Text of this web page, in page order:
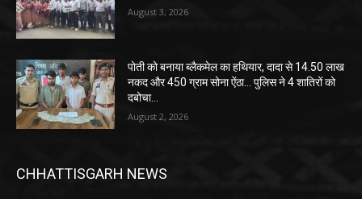
August 3, 2026
पोती को बनाया ब्लैकमेल का हथियार, दादा से 14.50 लाख
नकद और 450 ग्राम सोना ऐंठा… पुलिस ने 4 शातिरों को
दबोचा…
August 2, 2026
CHHATTISGARH NEWS